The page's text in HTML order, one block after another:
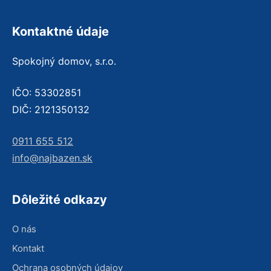
Kontaktné údaje
Spokojný domov, s.r.o.
IČO: 53302851
DIČ: 2121350132
0911 655 512
info@najbazen.sk
Dôležité odkazy
O nás
Kontakt
Ochrana osobných údajov